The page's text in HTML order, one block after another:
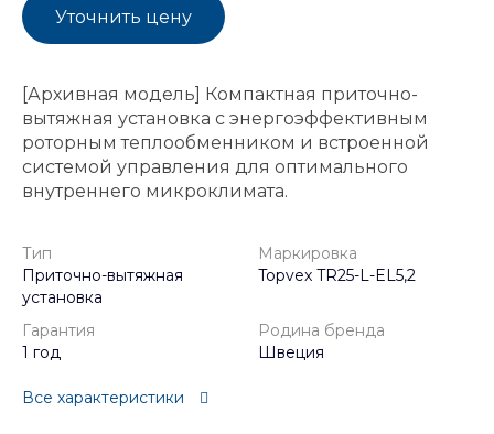
Уточнить цену
[Архивная модель] Компактная приточно-
вытяжная установка с энергоэффективным
роторным теплообменником и встроенной
системой управления для оптимального
внутреннего микроклимата.
Тип
Приточно-вытяжная
установка
Маркировка
Topvex TR25-L-EL5,2
Гарантия
1 год
Родина бренда
Швеция
Все характеристики